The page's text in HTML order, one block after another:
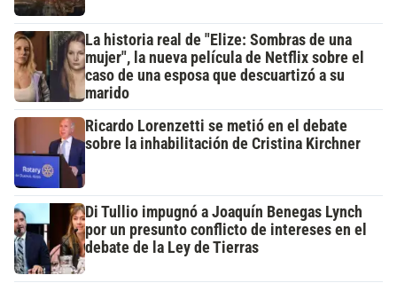
La historia real de "Elize: Sombras de una
mujer", la nueva película de Netflix sobre el
caso de una esposa que descuartizó a su
marido
Ricardo Lorenzetti se metió en el debate
sobre la inhabilitación de Cristina Kirchner
Di Tullio impugnó a Joaquín Benegas Lynch
por un presunto conflicto de intereses en el
debate de la Ley de Tierras